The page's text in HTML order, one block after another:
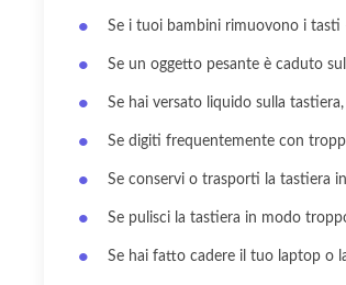
Se i tuoi bambini rimuovono i tasti
Se un oggetto pesante è caduto
Se hai versato liquido sulla
Se digiti frequentemente con
Se conservi o trasporti la tastiera
Se pulisci la tastiera in modo
Se hai fatto cadere il tuo laptop o